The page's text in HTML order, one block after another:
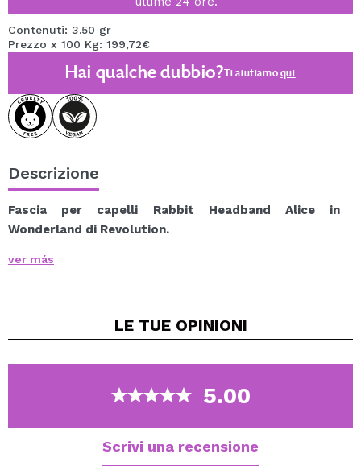
Contenuti: 3.50 gr
Prezzo x 100 Kg: 199,72€
Hai qualche dubbio?Ti aiutiamoqui
Descrizione
Fascia per capelli Rabbit Headband Alice in
Wonderland di Revolution.
magica con la Rabbit Headband, ispirata all'iconico
per trattenere i capelli mentre applichi i prodotti per la
per un maggiore comfort.
Realizzato con materiali morbidi ed elastici, questo
nastro non è solo funzionale, ma anche incredibilmente
ver más
LE TUE OPINIONI
5.00
Scrivi una recensione